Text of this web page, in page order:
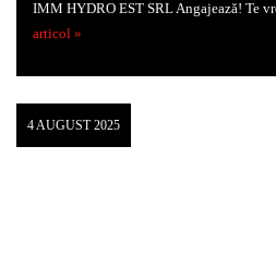
IMM HYDRO EST SRL Angajează! Te
articol »
4 AUGUST 2025